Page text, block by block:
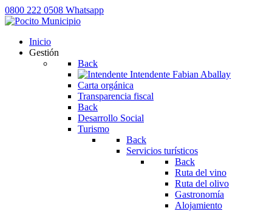
0800 222 0508 Whatsapp
Inicio
Gestión
Back
Intendente Fabian Aballay
Carta orgánica
Transparencia fiscal
Back
Desarrollo Social
Turismo
Back
Servicios turísticos
Back
Ruta del vino
Ruta del olivo
Gastronomía
Alojamiento